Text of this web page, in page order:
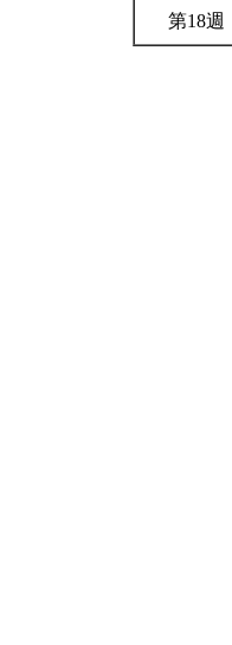
第18週